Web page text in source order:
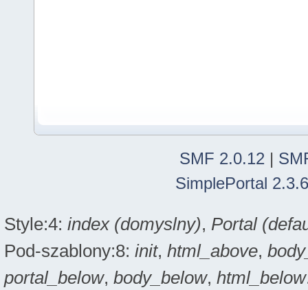
SMF 2.0.12 |
SimplePortal
Style:4: index (domyslny), Portal
Pod-szablony:8: init, html_above,
portal_below, body_below, html_below